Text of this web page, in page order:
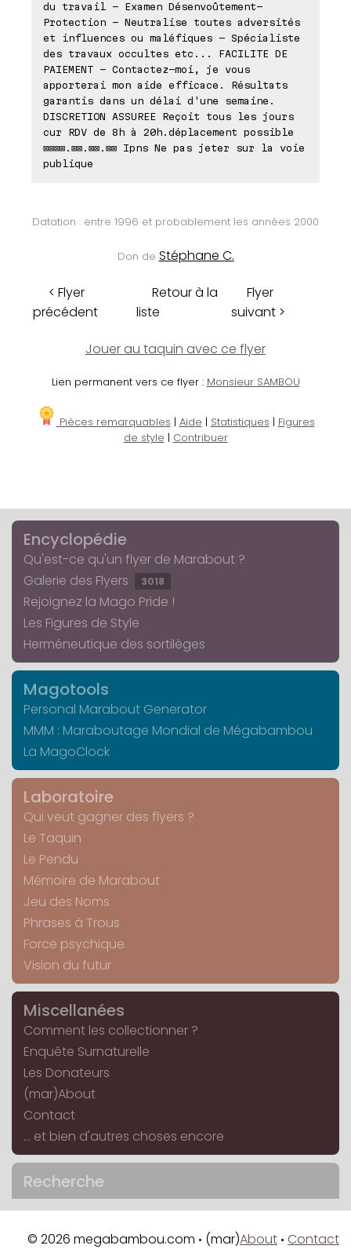
du travail - Examen Désenvoûtement-
Protection - Neutralise toutes adversités
et influences ou maléfiques - Spécialiste
des travaux occultes etc... FACILITE DE
PAIEMENT - Contactez-moi, je vous
apporterai mon aide efficace. Résultats
garantis dans un délai d'une semaine.
DISCRETION ASSUREE Reçoit tous les jours
cur RDV de 8h à 20h.déplacement possible
⊠⊠⊠⊠.⊠⊠.⊠⊠.⊠⊠ Ipns Ne pas jeter sur la voie
publique
Datation : entre 1996 et probablement les années 2000
Don de Stéphane C.
< Flyer
précédent
Retour à la
liste
Flyer
suivant >
Jouer au taquin avec ce flyer
Lien permanent vers ce flyer : Monsieur SAMBOU
Pièces remarquables | Aide | Statistiques | Figures
de style | Contribuer
Encyclopédie
Qu'est-ce qu'un flyer de Marabout ?
Galerie des Flyers
3018
Rejoignez la Mago Pride !
Les Figures de Style
Herméneutique des sortilèges
Magotools
Personal Marabout Generator
MMM : Maraboutage Mondial de Mégabambou
La MagoClock
Laboratoire
Qui veut gagner des flyers ?
Le Taquin
Le Pendu
Mémoire de Marabout
Jeu des Noms
Phrases à Trous
Force psychique
Vision du futur
Miscellanées
Comment les collectionner ?
Enquête Surnaturelle
Les Donateurs
(mar)About
Contact
... et bien d'autres choses encore
Recherche
© 2026 megabambou.com • (mar)About • Contact